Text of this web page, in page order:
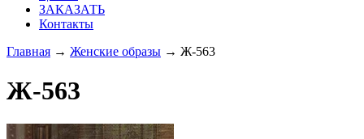
ЗАКАЗАТЬ
Контакты
Главная → Женские образы → Ж-563
Ж-563